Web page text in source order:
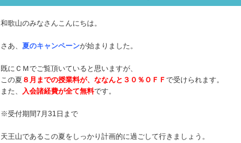
和歌山のみなさんこんにちは。
さあ、 夏のキャンペーンが始まりました。
既にＣＭでご覧頂いていると思いますが、
この夏 ８月までの授業料が、ななんと３０％ＯＦＦ で受けられます。
また、 入会諸経費が全て無料です。
※受付期間7月31日まで
天王山であるこの夏をしっかり計画的に過ごして行きましょう。